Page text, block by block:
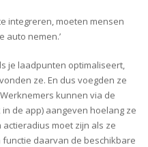
integreren, moeten mensen
auto nemen.’
je laadpunten optimaliseert,
ze. En dus voegden ze
kunnen via de
de app) aangeven hoelang ze
moet zijn als ze
daarvan de beschikbare